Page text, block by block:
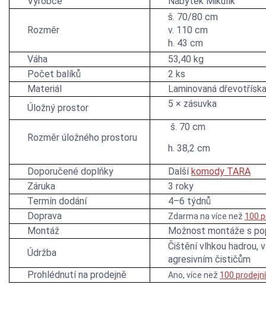
Rozměr
š. 70/80 cm
v. 110 cm
h. 43 cm
Váha
53,40 kg
Počet balíků
2 ks
Materiál
Laminovaná dřevotříska
Úložný prostor
5 × zásuvka
Rozměr úložného prostoru
š. 70 cm
h. 38,2 cm
Doporučené doplňky Dalšíkomody TARA
Záruka
3 roky
Termín dodání
4–6 týdnů
Doprava
Zdarma na více než 100
Montáž
Možnost montáže s
Údržba
Čištění vlhkou hadrou,
agresivním čističům
Prohlédnutí na prodejně
Ano, více než 100